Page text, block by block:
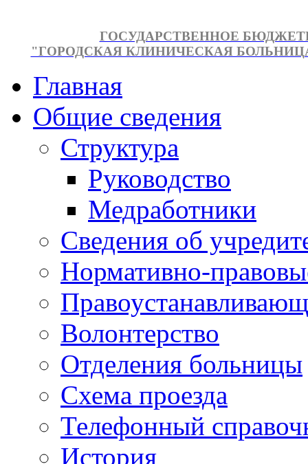
ГОСУДАРСТВЕННОЕ
"ГОРОДСКАЯ КЛИНИЧЕСКАЯ
Главная
Общие сведения
Структура
Руководство
Медработники
Сведения об
Нормативно-
Волонтерство
Отделения больницы
Схема проезда
Телефонный
История